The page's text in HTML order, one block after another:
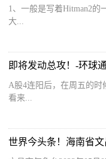
1、一般是写着Hitman2
大...
即将发动总攻！-环球
A股4连阳后，在周五的时
看来...
世界今头条！海南省